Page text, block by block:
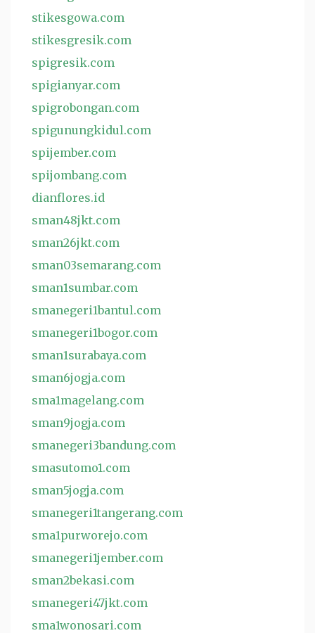
stikesgowa.com
stikesgresik.com
spigresik.com
spigianyar.com
spigrobongan.com
spigunungkidul.com
spijember.com
spijombang.com
dianflores.id
sman48jkt.com
sman26jkt.com
sman03semarang.com
sman1sumbar.com
smanegeri1bantul.com
smanegeri1bogor.com
sman1surabaya.com
sman6jogja.com
sma1magelang.com
sman9jogja.com
smanegeri3bandung.com
smasutomo1.com
sman5jogja.com
smanegeri1tangerang.com
sma1purworejo.com
smanegeri1jember.com
sman2bekasi.com
smanegeri47jkt.com
sma1wonosari.com